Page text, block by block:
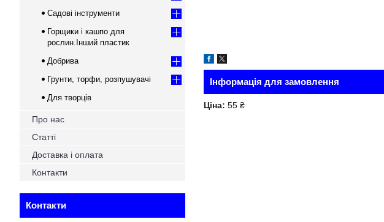
Інформація для замовлення
Ціна: 55 ₴
Садові інструменти
Горщики і кашпо для
рослин.Інший пластик
Добрива
Грунти, торфи, розпушувачі
Для творців
Про нас
Статті
Доставка і оплата
Контакти
Контакти